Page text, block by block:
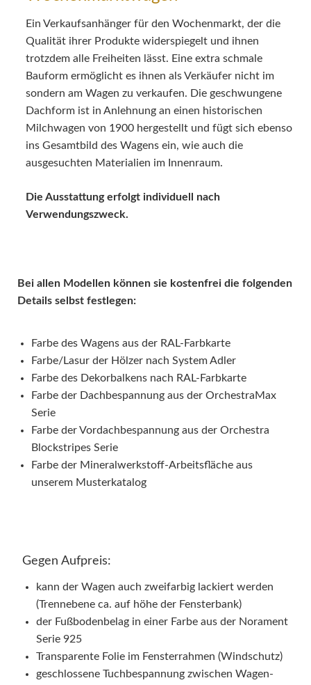
Ein Verkaufsanhänger für den Wochenmarkt, der die
Qualität ihrer Produkte widerspiegelt und ihnen
trotzdem alle Freiheiten lässt. Eine extra schmale
Bauform ermöglicht es ihnen als Verkäufer nicht im
sondern am Wagen zu verkaufen. Die geschwungene
Dachform ist in Anlehnung an einen historischen
Milchwagen von 1900 hergestellt und fügt sich ebenso
ins Gesamtbild des Wagens ein, wie auch die
ausgesuchten Materialien im Innenraum.
Die Ausstattung erfolgt individuell nach
Verwendungszweck.
Bei allen Modellen können sie kostenfrei die folgenden
Details selbst festlegen:
Farbe des Wagens aus der RAL-Farbkarte
Farbe/Lasur der Hölzer nach System Adler
Farbe des Dekorbalkens nach RAL-Farbkarte
Farbe der Dachbespannung aus der OrchestraMax
Serie
Farbe der Vordachbespannung aus der Orchestra
Blockstripes Serie
Farbe der Mineralwerkstoff-Arbeitsfläche aus
unserem Musterkatalog
Gegen Aufpreis:
kann der Wagen auch zweifarbig lackiert werden
(Trennebene ca. auf höhe der Fensterbank)
der Fußbodenbelag in einer Farbe aus der Norament
Serie 925
Transparente Folie im Fensterrahmen (Windschutz)
geschlossene Tuchbespannung zwischen Wagen-